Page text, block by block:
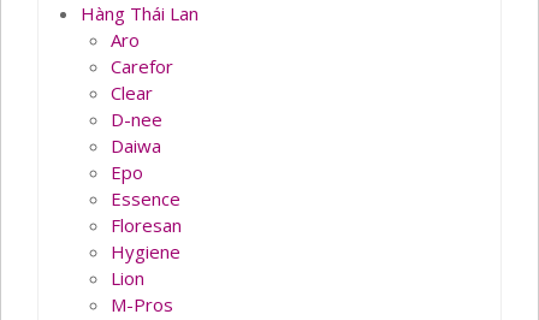
Hàng Thái Lan
Aro
Carefor
Clear
D-nee
Daiwa
Epo
Essence
Floresan
Hygiene
Lion
M-Pros